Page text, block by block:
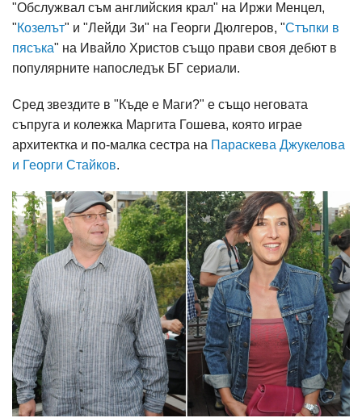
"Обслужвал съм английския крал" на Иржи Менцел,
"Козелът" и "Лейди Зи" на Георги Дюлгеров, "Стъпки в
пясъка" на Ивайло Христов също прави своя дебют в
популярните напоследък БГ сериали.
Сред звездите в "Къде е Маги?" е също неговата
съпруга и колежка Маргита Гошева, която играе
архитектка и по-малка сестра на Параскева Джукелова
и Георги Стайков.